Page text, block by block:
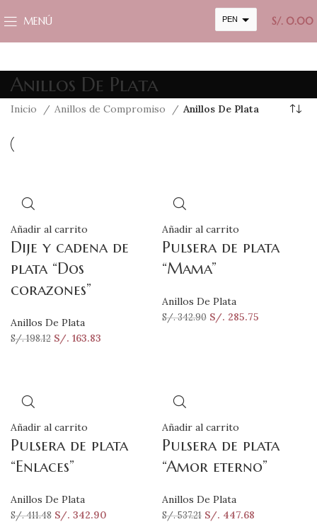
MENÚ PEN
USD
S/. 0.00
Anillos De Plata
Inicio Anillos de Compromiso Anillos De Plata
Añadir al carrito
Dije y cadena de
plata “Dos
corazones”
Anillos De Plata
S/.198.12 S/. 163.83
Añadir al carrito
Pulsera de plata
“Mama”
Anillos De Plata
S/.342.90 S/. 285.75
Añadir al carrito
Pulsera de plata
“Enlaces”
Anillos De Plata
S/.411.48 S/. 342.90
Añadir al carrito
Pulsera de plata
“Amor eterno”
Anillos De Plata
S/.537.21 S/. 447.68